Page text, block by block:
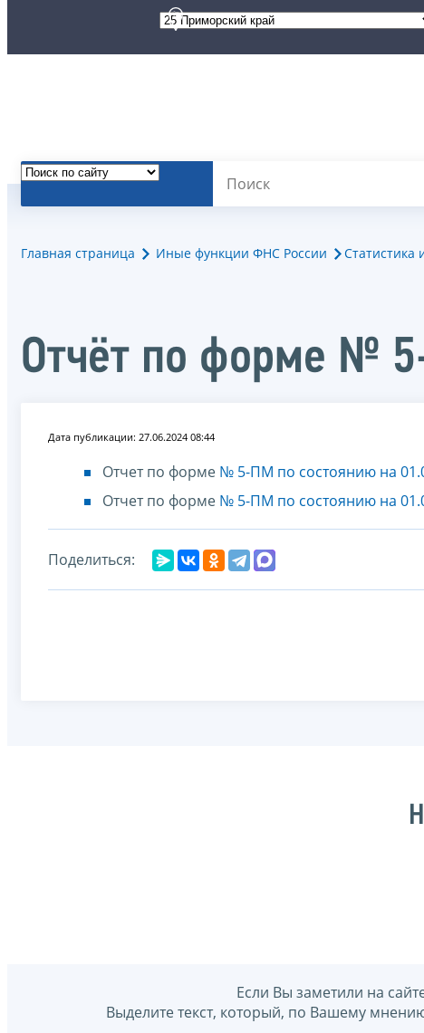
Главная страница Иные функции ФНС России Статистика
Отчёт по форме №
Дата публикации: 27.06.2024 08:44
Отчет по форме № 5-ПМ по состоянию на
Отчет по форме № 5-ПМ по состоянию на
Поделиться:
Если Вы заметили на
Выделите текст, который, по Вашему